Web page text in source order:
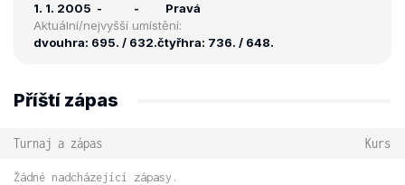
1. 1. 2005 -
-
Pravá
Aktuální/nejvyšší umístění:
dvouhra: 695. / 632.čtyřhra: 736. / 648.
Příští zápas
Turnaj a zápas Kurs
Žádné nadcházející zápasy.